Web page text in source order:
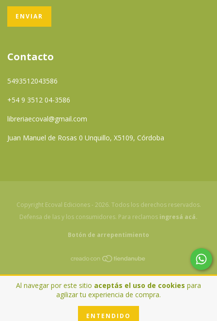
Al navegar por este sitio aceptás el uso de cookies para
agilizar tu experiencia de compra.
ENTENDIDO
Contacto
5493512043586
+54 9 3512 04-3586
libreriaecoval@gmail.com
Juan Manuel de Rosas 0 Unquillo, X5109, Córdoba
Copyright Ecoval Ediciones - 2026. Todos los derechos reservados.
Defensa de las y los consumidores. Para reclamos ingresá acá.
Botón de arrepentimiento